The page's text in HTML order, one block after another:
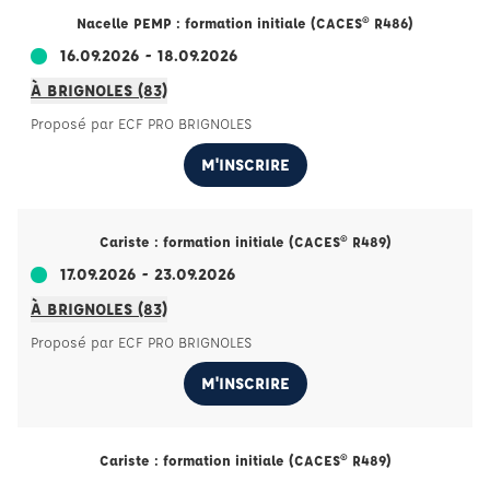
Nacelle PEMP : formation initiale (CACES® R486)
16.09.2026 - 18.09.2026
À BRIGNOLES (83)
Proposé par ECF PRO BRIGNOLES
M'INSCRIRE
Cariste : formation initiale (CACES® R489)
17.09.2026 - 23.09.2026
À BRIGNOLES (83)
Proposé par ECF PRO BRIGNOLES
M'INSCRIRE
Cariste : formation initiale (CACES® R489)